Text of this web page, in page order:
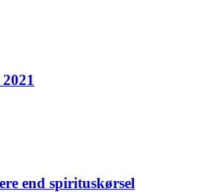
end spirituskørsel